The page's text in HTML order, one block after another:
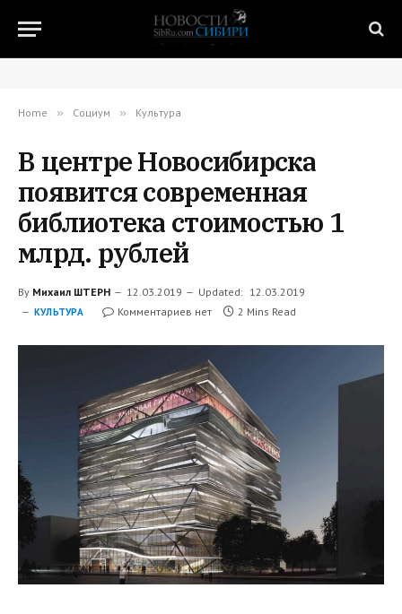
Home » Социум » Культура
В центре Новосибирска
появится современная
библиотека стоимостью 1
млрд. рублей
By Михаил ШТЕРН 12.03.2019 Updated: 12.03.2019
КУЛЬТУРА Комментариев нет 2 Mins Read